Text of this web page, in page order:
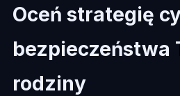
Oceń strategię
bezpieczeństwa
rodziny